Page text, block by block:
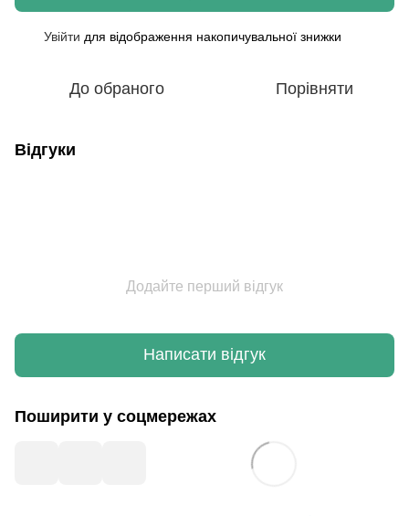
Увійти для відображення накопичувальної знижки
До обраного Порівняти
Відгуки
Додайте перший відгук
Написати відгук
Поширити у соцмережах